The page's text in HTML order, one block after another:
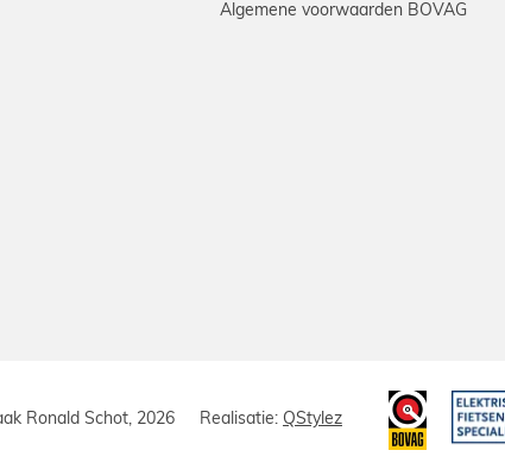
Algemene voorwaarden BOVAG
Ronald Schot, 2026 Realisatie: QStylez